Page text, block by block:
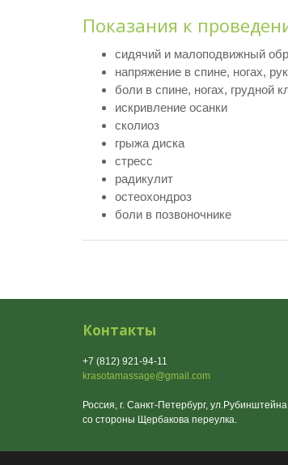
Показания к
сидячий и малоподвижный
напряжение в спине, ногах,
боли в спине, ногах, грудной
искривление осанки
сколиоз
грыжа диска
стресс
радикулит
остеохондроз
боли в позвоночнике
Контакты
+7 (812) 921-94-11
krasotamassage@gmail.com
Россия, г. Санкт-Петербург,
со стороны Щербакова переулка.